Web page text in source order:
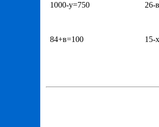
1000-у=750 26-
84+в=100 15-